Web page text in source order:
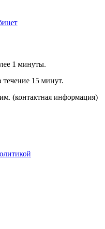
1 минуты.
15 минут.
(контактная информация)